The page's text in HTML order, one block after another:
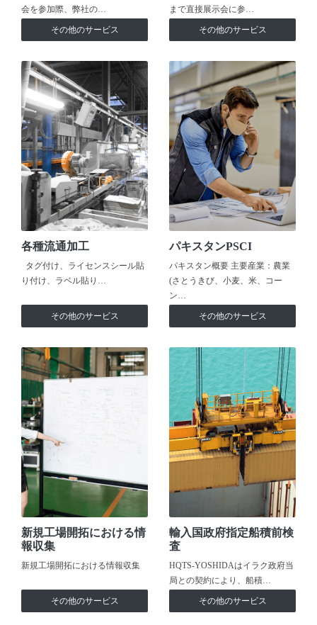
会を参加際、弊社の…
その他のサービス
まで直接展示会に参…
その他のサービス
各種流通加工
タグ付け、ライセンスシール貼
り付け、ラベル貼り…
その他のサービス
パキスタンPSCI
パキスタン概要 主要産業：農業
(さとうきび、小麦、米、コー
ン…
その他のサービス
新規工場開拓における情
報収集
新規工場開拓における情報収集
その他のサービス
輸入国政府指定船積前検
査
HQTS-YOSHIDAはイラク政府当
局との契約により、船積…
その他のサービス